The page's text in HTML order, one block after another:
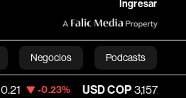
Ingresar
Negocios Podcasts
USD COP 3,157.05 -0.60%